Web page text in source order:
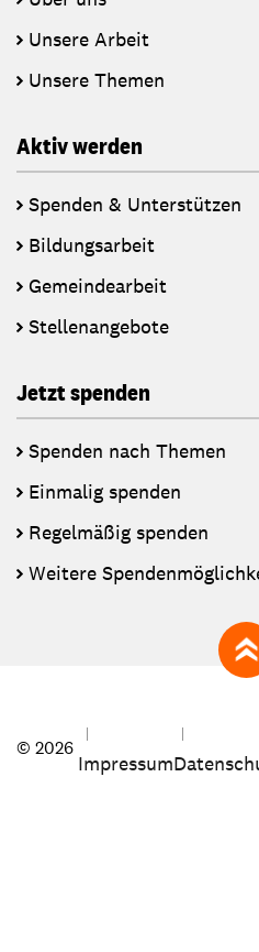
Unsere Arbeit
Unsere Themen
Aktiv werden
Spenden & Unterstützen
Bildungsarbeit
Gemeindearbeit
Stellenangebote
Jetzt spenden
Spenden nach Themen
Einmalig spenden
Regelmäßig spenden
Weitere
© 2026
Impressum